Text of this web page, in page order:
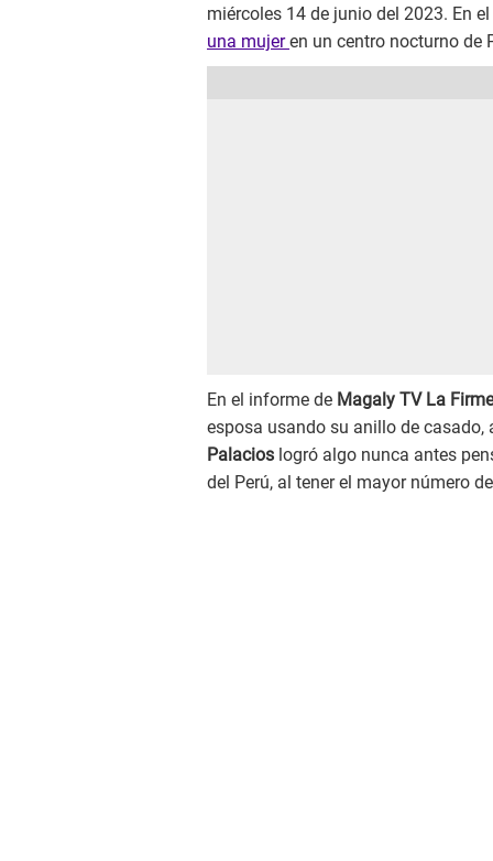
miércoles 14 de junio del 2023. En
una mujeren un centro nocturno de
En el informe de Magaly TV La Firme
esposa usando su anillo de
Palacios logró algo nunca antes
del Perú, al tener el mayor número